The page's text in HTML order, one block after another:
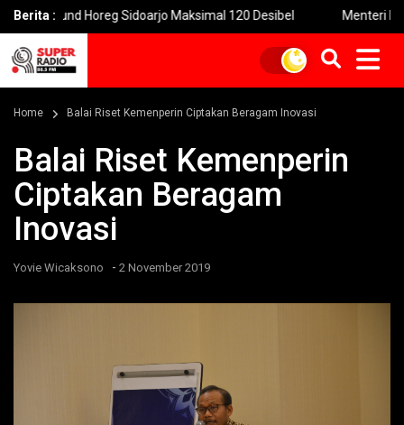
Berita :
Horeg Sidoarjo Maksimal 120 Desibel Menteri PPPA:
Home Balai Riset Kemenperin Ciptakan Beragam Inovasi
Balai Riset Kemenperin
Ciptakan Beragam
Inovasi
Yovie Wicaksono - 2 November 2019